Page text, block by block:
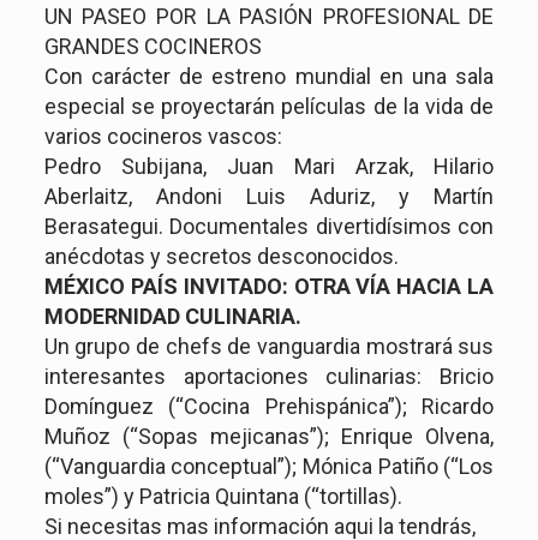
UN PASEO POR LA PASIÓN PROFESIONAL DE
GRANDES COCINEROS
Con carácter de estreno mundial en una sala
especial se proyectarán películas de la vida de
varios cocineros vascos:
Pedro Subijana, Juan Mari Arzak, Hilario
Aberlaitz, Andoni Luis Aduriz, y Martín
Berasategui. Documentales divertidísimos con
anécdotas y secretos desconocidos.
MÉXICO PAÍS INVITADO: OTRA VÍA HACIA LA
MODERNIDAD CULINARIA.
Un grupo de chefs de vanguardia mostrará sus
interesantes aportaciones culinarias: Bricio
Domínguez (“Cocina Prehispánica”); Ricardo
Muñoz (“Sopas mejicanas”); Enrique Olvena,
(“Vanguardia conceptual”); Mónica Patiño (“Los
moles”) y Patricia Quintana (“tortillas).
Si necesitas mas información aqui la tendrás,